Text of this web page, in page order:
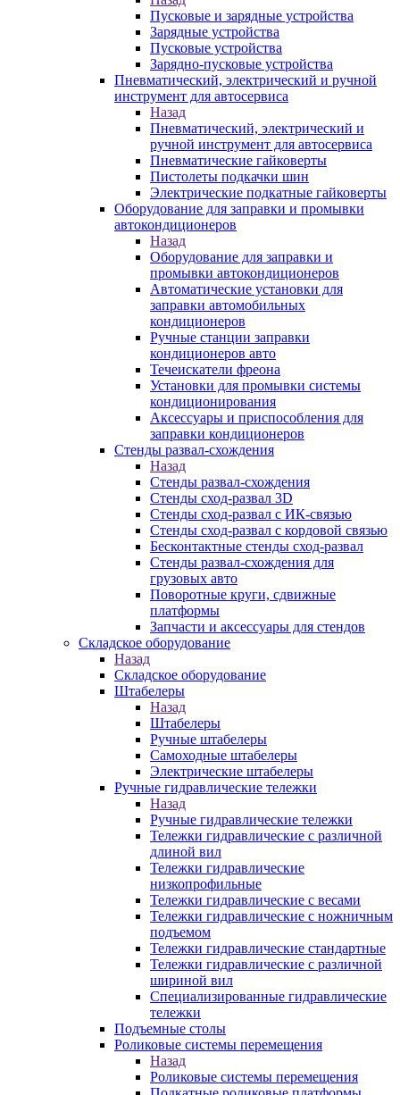
Пусковые и зарядные устройства
Зарядные устройства
Пусковые устройства
Зарядно-пусковые устройства
Пневматический, электрический и ручной
инструмент для автосервиса
Назад
Пневматический, электрический и
ручной инструмент для автосервиса
Пневматические гайковерты
Пистолеты подкачки шин
Электрические подкатные гайковерты
Оборудование для заправки и промывки
автокондиционеров
Назад
Оборудование для заправки и
промывки автокондиционеров
Автоматические установки для
заправки автомобильных
кондиционеров
Ручные станции заправки
кондиционеров авто
Течеискатели фреона
Установки для промывки системы
кондиционирования
Аксессуары и приспособления для
заправки кондиционеров
Стенды развал-схождения
Назад
Стенды развал-схождения
Стенды сход-развал 3D
Стенды сход-развал с ИК-связью
Стенды сход-развал с кордовой связью
Бесконтактные стенды сход-развал
Стенды развал-схождения для
грузовых авто
Поворотные круги, сдвижные
платформы
Запчасти и аксессуары для стендов
Складское оборудование
Назад
Складское оборудование
Штабелеры
Назад
Штабелеры
Ручные штабелеры
Самоходные штабелеры
Электрические штабелеры
Ручные гидравлические тележки
Назад
Ручные гидравлические тележки
Тележки гидравлические с различной
длиной вил
Тележки гидравлические
низкопрофильные
Тележки гидравлические с весами
Тележки гидравлические с ножничным
подъемом
Тележки гидравлические стандартные
Тележки гидравлические с различной
шириной вил
Специализированные гидравлические
тележки
Подъемные столы
Роликовые системы перемещения
Назад
Роликовые системы перемещения